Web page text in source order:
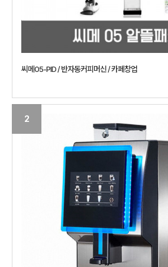
씨메05-PID / 반자동커피머신 / 카페창업
2